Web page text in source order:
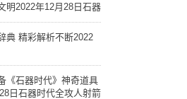
明2022年12月28日石器
箭
典 精彩解析不断2022
《石器时代》神奇道具
日石器时代全攻人射箭